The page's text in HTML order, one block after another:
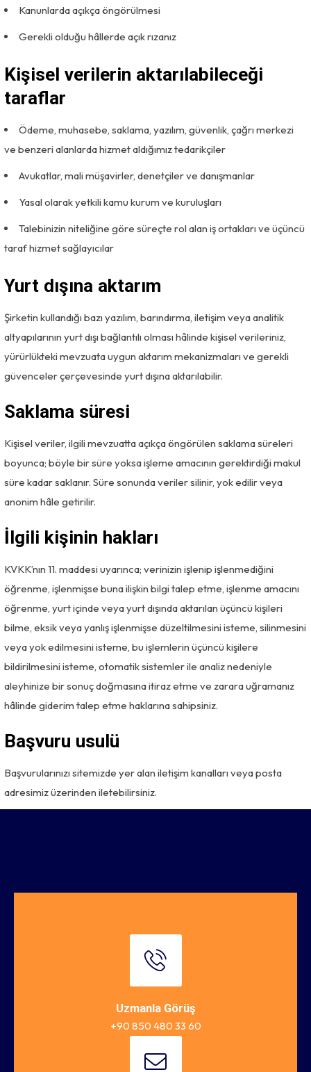
Kanunlarda açıkça öngörülmesi
Gerekli olduğu hâllerde açık rızanız
Kişisel verilerin aktarılabileceği
taraflar
Ödeme, muhasebe, saklama, yazılım, güvenlik, çağrı merkezi
ve benzeri alanlarda hizmet aldığımız tedarikçiler
Avukatlar, mali müşavirler, denetçiler ve danışmanlar
Yasal olarak yetkili kamu kurum ve kuruluşları
Talebinizin niteliğine göre süreçte rol alan iş ortakları ve üçüncü
taraf hizmet sağlayıcılar
Yurt dışına aktarım
Şirketin kullandığı bazı yazılım, barındırma, iletişim veya analitik
altyapılarının yurt dışı bağlantılı olması hâlinde kişisel verileriniz,
yürürlükteki mevzuata uygun aktarım mekanizmaları ve gerekli
güvenceler çerçevesinde yurt dışına aktarılabilir.
Saklama süresi
Kişisel veriler, ilgili mevzuatta açıkça öngörülen saklama süreleri
boyunca; böyle bir süre yoksa işleme amacının gerektirdiği makul
süre kadar saklanır. Süre sonunda veriler silinir, yok edilir veya
anonim hâle getirilir.
İlgili kişinin hakları
KVKK’nın 11. maddesi uyarınca; verinizin işlenip işlenmediğini
öğrenme, işlenmişse buna ilişkin bilgi talep etme, işlenme amacını
öğrenme, yurt içinde veya yurt dışında aktarılan üçüncü kişileri
bilme, eksik veya yanlış işlenmişse düzeltilmesini isteme, silinmesini
veya yok edilmesini isteme, bu işlemlerin üçüncü kişilere
bildirilmesini isteme, otomatik sistemler ile analiz nedeniyle
aleyhinize bir sonuç doğmasına itiraz etme ve zarara uğramanız
hâlinde giderim talep etme haklarına sahipsiniz.
Başvuru usulü
Başvurularınızı sitemizde yer alan iletişim kanalları veya posta
adresimiz üzerinden iletebilirsiniz.
Uzmanla Görüş
+90 850 480 33 60